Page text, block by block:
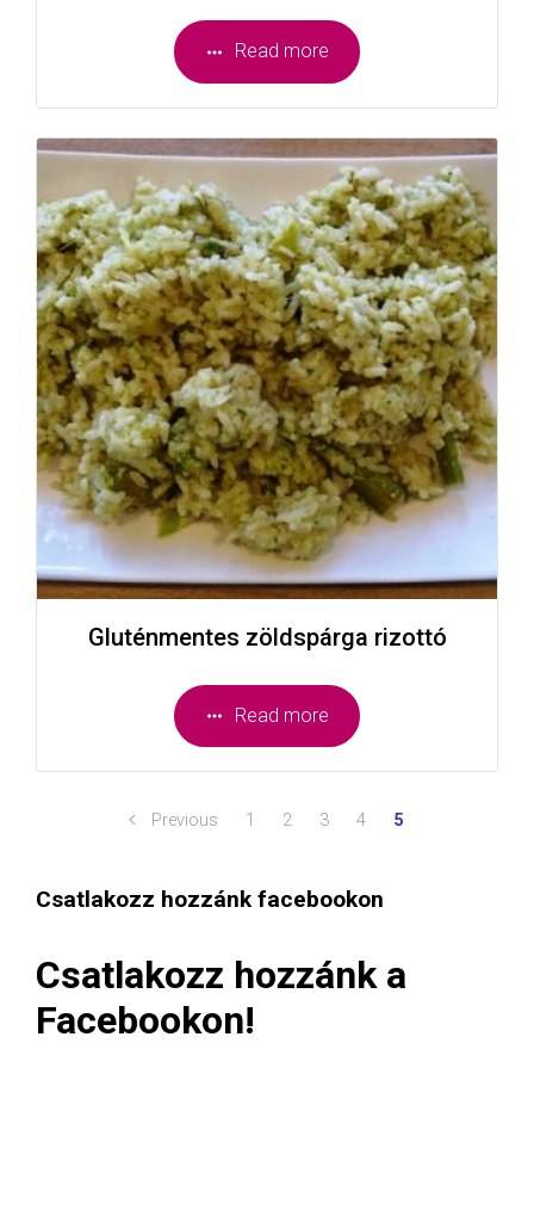
Read more
Gluténmentes zöldspárga rizottó
Read more
Previous 1 2 3 4 5
Csatlakozz hozzánk facebookon
Csatlakozz hozzánk a
Facebookon!